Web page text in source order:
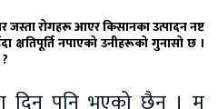
जस्ता रोगहरू आएर किसानका उत्पादन नष्ट
क्षतिपूर्ति नपाएको उनीहरूको गुनासो छ ।